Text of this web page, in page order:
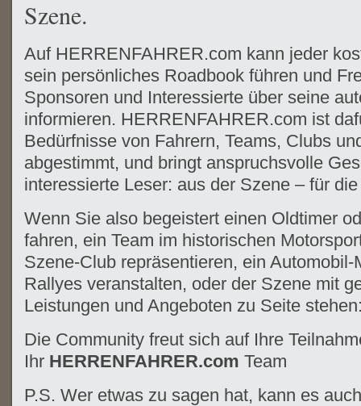
Szene.
Auf HERRENFAHRER.com kann jeder
sein persönliches Roadbook führen und
Sponsoren und Interessierte über seine
informieren. HERRENFAHRER.com ist
Bedürfnisse von Fahrern, Teams, Clubs
abgestimmt, und bringt anspruchsvolle
interessierte Leser: aus der Szene – für
Wenn Sie also begeistert einen Oldtimer
fahren, ein Team im historischen
Szene-Club repräsentieren, ein Automobil-
Rallyes veranstalten, oder der Szene mit
Leistungen und Angeboten zu Seite
Die Community freut sich auf Ihre
Ihr HERRENFAHRER.com Team
P.S. Wer etwas zu sagen hat, kann es